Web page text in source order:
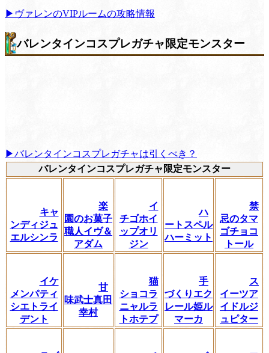
▶ヴァレンのVIPルームの攻略情報
バレンタインコスプレガチャ限定モンスター
▶︎バレンタインコスプレガチャは引くべき？
バレンタインコスプレガチャ限定モンスター
キャ
ンディジュ
エルシンラ
楽
園のお菓子
職人イヴ＆
アダム
イ
チゴホイ
ップオリ
ジン
ハ
ートスペル
ハーミット
禁
忌のタマ
ゴチョコ
トール
イケ
メンパティ
シエトライ
デント
甘
味武士真田
幸村
猫
ショコラ
ニャルラ
トホテプ
手
づくりエク
レール姫ル
マーカ
ス
イーツア
イドルジ
ュピター